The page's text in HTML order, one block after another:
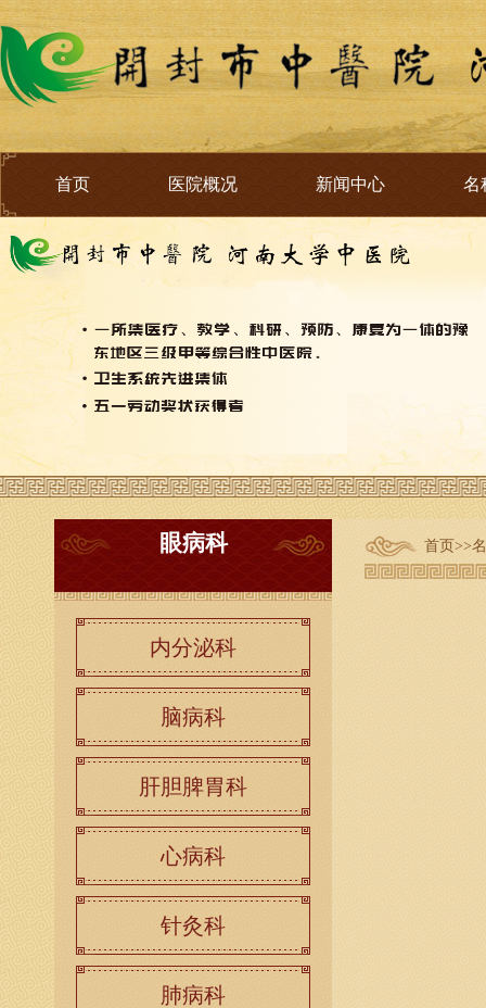
首页 医院概况 新闻中心 名
首页>>
眼病科
内分泌科
脑病科
肝胆脾胃科
心病科
针灸科
肺病科